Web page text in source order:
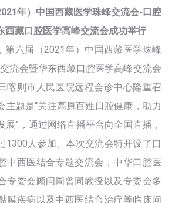
年）中国西藏医学珠峰交流会-口腔
西藏口腔医学高峰交流会成功举行
六届（2021年）中国西藏医学珠峰
流会暨华东西藏口腔医学高峰交流会
喀则市人民医院远程会诊中心隆重召
主题是“关注高原百姓口腔健康，助力
展”，通过网络直播平台向全国直播，
1300人参加。本次交流会特开设了口
中西医结合专题交流会，中华口腔医
专委会顾问周曾同教授以及专委会多
膜疾病以及中西医结合治疗等临床问